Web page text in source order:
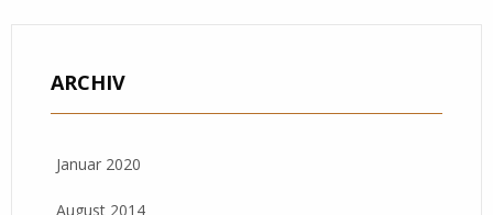
ARCHIV
Januar 2020
August 2014